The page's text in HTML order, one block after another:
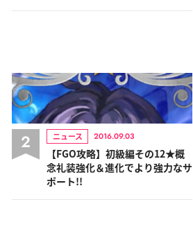
2 ニュース 2016.09.03
【FGO攻略】初級編その12★概
念礼装強化＆進化でより強力なサ
ポート!!